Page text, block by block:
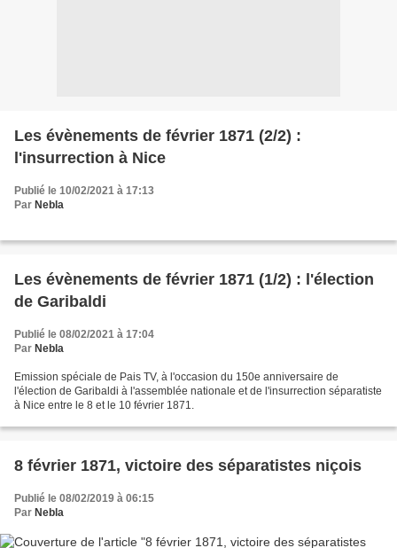
Les évènements de février 1871 (2/2) :
l'insurrection à Nice
Publié le 10/02/2021 à 17:13
Par Nebla
Les évènements de février 1871 (1/2) : l'élection
de Garibaldi
Publié le 08/02/2021 à 17:04
Par Nebla
Emission spéciale de Pais TV, à l'occasion du 150e anniversaire de
l'élection de Garibaldi à l'assemblée nationale et de l'insurrection séparatiste
à Nice entre le 8 et le 10 février 1871.
8 février 1871, victoire des séparatistes niçois
Publié le 08/02/2019 à 06:15
Par Nebla